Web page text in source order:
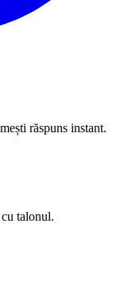
răspuns instant.
talonul.